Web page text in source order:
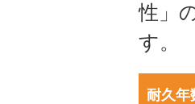
性」
す。
耐久年